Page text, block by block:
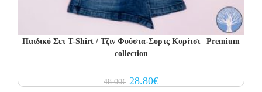
Παιδικό Σετ T-Shirt / Τζιν Φούστα-Σορτς Κορίτσι– Premium
collection
48.00€ Original
price
28.80€Current
price